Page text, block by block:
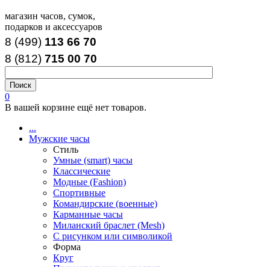
магазин часов, сумок,
подарков и аксессуаров
8 (499) 113 66 70
8 (812) 715 00 70
0
В вашей корзине ещё нет товаров.
...
Мужские часы
Стиль
Умные (smart) часы
Классические
Модные (Fashion)
Спортивные
Командирские (военные)
Карманные часы
Миланский браслет (Mesh)
С рисунком или символикой
Форма
Круг